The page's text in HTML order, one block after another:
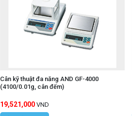
Cân kỹ thuật đa năng AND GF-4000
(4100/0.01g, cân đếm)
19,521,000 VND